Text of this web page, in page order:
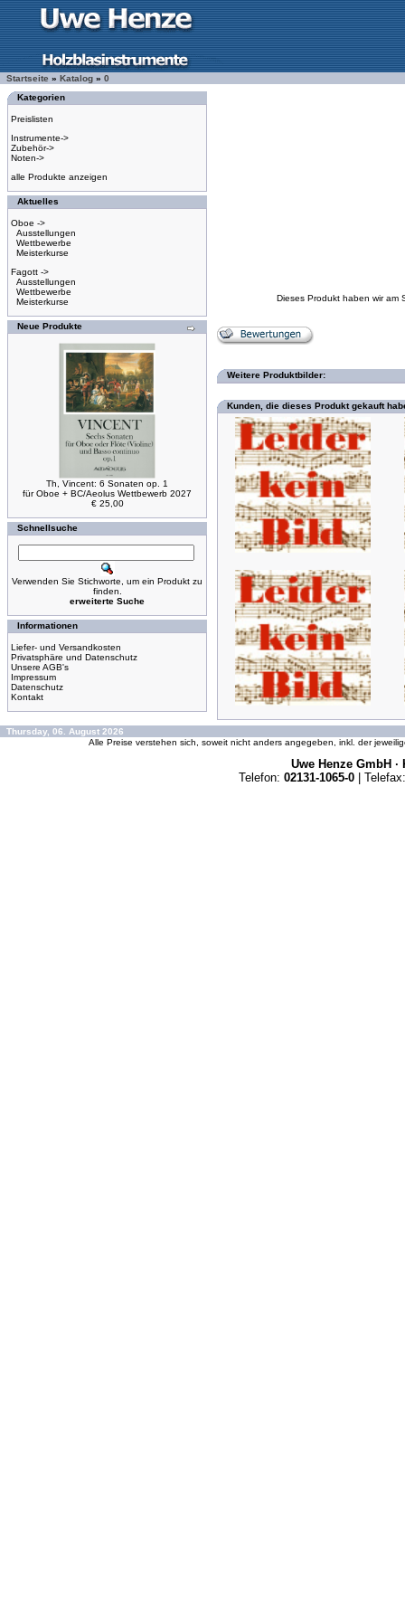
Startseite » Katalog » 0
Kategorien
Preislisten
Instrumente->
Zubehör->
Noten->
alle Produkte anzeigen
Aktuelles
Oboe ->
Ausstellungen
Wettbewerbe
Meisterkurse
Fagott ->
Ausstellungen
Wettbewerbe
Meisterkurse
Neue Produkte
Th, Vincent: 6 Sonaten op. 1
für Oboe + BC/Aeolus Wettbewerb 2027
€ 25,00
Schnellsuche
Verwenden Sie Stichworte, um ein Produkt zu
finden.
erweiterte Suche
Informationen
Liefer- und Versandkosten
Privatsphäre und Datenschutz
Unsere AGB's
Impressum
Datenschutz
Kontakt
Dieses Produkt haben wir am
Weitere Produktbilder:
Kunden, die dieses Produkt gekauft
Thursday, 06. August 2026
Alle Preise verstehen sich, soweit nicht anders angegeben, inkl. der
Uwe Henze GmbH ·
Telefon: 02131-1065-0 | Telefax: